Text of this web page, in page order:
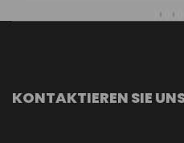
KONTAKTIEREN SIE